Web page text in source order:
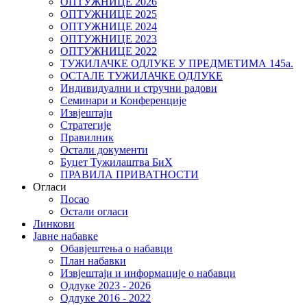
ОПТУЖНИЦЕ 2025
ОПТУЖНИЦЕ 2024
ОПТУЖНИЦЕ 2023
ОПТУЖНИЦЕ 2022
ТУЖИЛАЧКЕ ОДЛУКЕ У ПРЕДМЕТИМА 145а.
ОСТАЛЕ ТУЖИЛАЧКЕ ОДЛУКЕ
Индивидуални и стручни радови
Семинари и Конференције
Извјештаји
Стратегије
Правилник
Остали документи
Буџет Тужилаштва БиХ
ПРАВИЛА ПРИВАТНОСТИ
Огласи
Посао
Остали огласи
Линкови
Јавне набавке
Обавјештења о набавци
План набавки
Извјештаји и информације о набавци
Одлуке 2023 - 2026
Одлуке 2016 - 2022